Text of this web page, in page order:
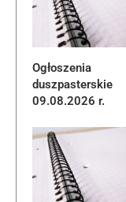
Ogłoszenia
duszpasterskie
09.08.2026 r.